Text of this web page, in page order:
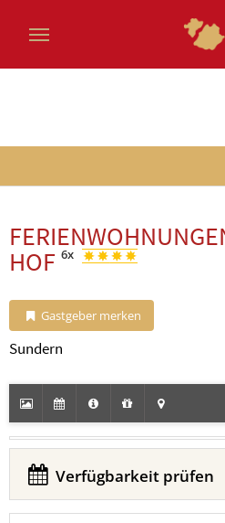
Hauptinhalt
HOF 6x
Gastgeber merken
Sundern
Verfügbarkeit prüfen